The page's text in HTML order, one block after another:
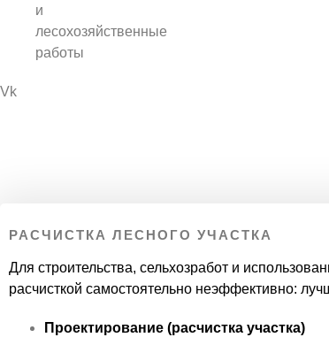
Vk
РАСЧИСТКА ЛЕСНОГО УЧАСТКА
Для строительства, сельхозработ и
расчисткой самостоятельно неэффективно:
Проектирование (расчистка участка)